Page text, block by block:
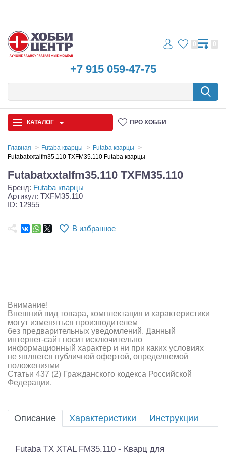
+7 915 059-47-75
0 0
КАТАЛОГ ПРО ХОББИ
Запчасти и аксессуары
Игрушки
Самолеты
Аппаратура и электроника
Аккумуляторы и батарейки
Зарядные устройства и блоки питания
Двигатели
Инструмент,измерительные приборы,расходники
Главная Futaba кварцы
Futaba кварцы
Futabatxxtalfm35.110 TXFM35.110 Futaba кварцы
Futabatxxtalfm35.110 TXFM35.110
Бренд: Futaba кварцы
Артикул: TXFM35.110
ID: 12955
В избранное
Внимание!
Внешний вид товара, комплектация и характеристики
могут изменяться производителем
без предварительных уведомлений. Данный
интернет-сайт носит исключительно
информационный характер и ни при каких условиях
не является публичной офертой, определяемой
положениями
Статьи 437 (2) Гражданского кодекса Российской
Федерации.
Описание Характеристики Инструкции
Futaba TX XTAL FM35.110 - Кварц для